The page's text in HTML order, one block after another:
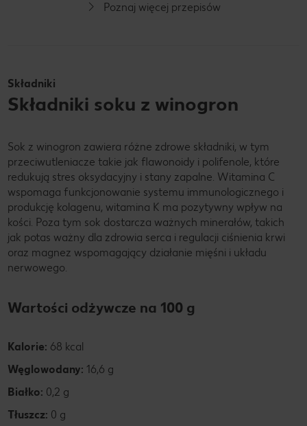
Poznaj więcej przepisów
Składniki
Składniki soku z winogron
Sok z winogron zawiera różne zdrowe składniki, w tym
przeciwutleniacze takie jak flawonoidy i polifenole, które
redukują stres oksydacyjny i stany zapalne. Witamina C
wspomaga funkcjonowanie systemu immunologicznego i
produkcję kolagenu, witamina K ma pozytywny wpływ na
kości. Poza tym sok dostarcza ważnych minerałów, takich
jak potas ważny dla zdrowia serca i regulacji ciśnienia krwi
oraz magnez wspomagający działanie mięśni i układu
nerwowego.
Wartości odżywcze na 100 g
Kalorie: 68 kcal
Węglowodany: 16,6 g
Białko: 0,2 g
Tłuszcz: 0 g